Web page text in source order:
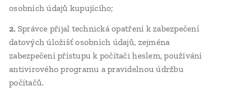
osobních údajů kupujícího;
2. Správce přijal technická opatření k zabezpečení
datových úložišť osobních údajů, zejména
zabezpečení přístupu k počítači heslem, používání
antivirového programu a pravidelnou údržbu
počítačů.